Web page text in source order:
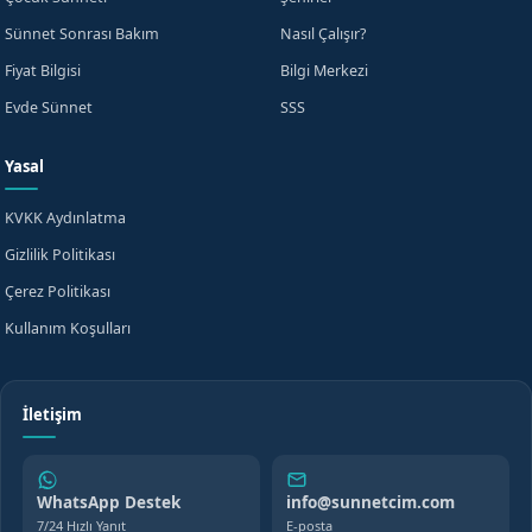
Sünnet Sonrası Bakım
Fiyat Bilgisi
Evde Sünnet
Nasıl Çalışır?
Bilgi Merkezi
SSS
Yasal
KVKK Aydınlatma
Gizlilik Politikası
Çerez Politikası
Kullanım Koşulları
İletişim
WhatsApp Destek
7/24 Hızlı Yanıt
info@sunnetcim.com
E-posta